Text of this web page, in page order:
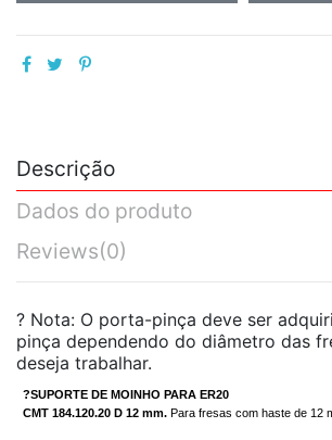
Descrição
Dados do produto
Reviews(0)
? Nota: O porta-pinça deve ser
pinça dependendo do diâmetro das
deseja trabalhar.
?SUPORTE DE MOINHO PARA ER20
CMT 184.120.20 D 12 mm. Para fresas com haste de 12